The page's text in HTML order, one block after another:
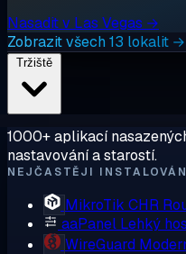
Nasadit v Las Vegas →
Zobrazit všech 13 lokalit →
1000+ aplikací
nastavování a starostí.
NEJČASTĚJI
MikroTik CHR
aaPanel Lehký
WireGuard